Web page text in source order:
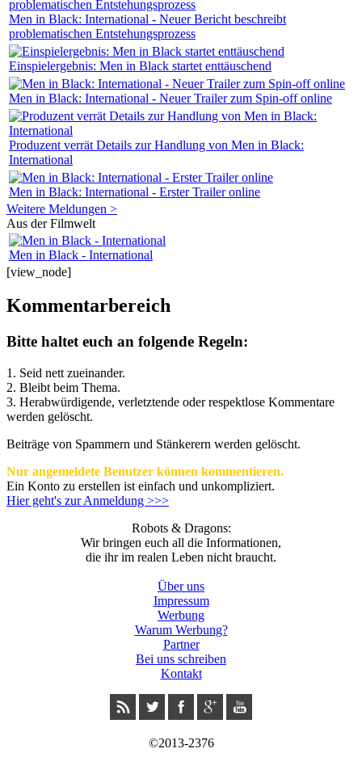
Men in Black: International - Neuer Bericht beschreibt
problematischen Entstehungsprozess
Einspielergebnis: Men in Black startet enttäuschend
Men in Black: International - Neuer Trailer zum Spin-off online
Produzent verrät Details zur Handlung von Men in Black:
International
Men in Black: International - Erster Trailer online
Weitere Meldungen >
Aus der Filmwelt
Men in Black - International
[view_node]
Kommentarbereich
Bitte haltet euch an folgende Regeln:
1. Seid nett zueinander.
2. Bleibt beim Thema.
3. Herabwürdigende, verletztende oder respektlose Kommentare
werden gelöscht.
Beiträge von Spammern und Stänkerern werden gelöscht.
Nur angemeldete Benutzer können kommentieren.
Ein Konto zu erstellen ist einfach und unkompliziert.
Hier geht's zur Anmeldung >>>
Robots & Dragons:
Wir bringen euch all die Informationen,
die ihr im realen Leben nicht braucht.
Über uns
Impressum
Werbung
Warum Werbung?
Partner
Bei uns schreiben
Kontakt
©2013-2376